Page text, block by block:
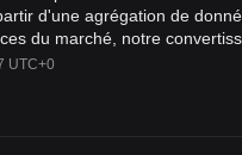
d'une agrégation de
du marché, notre
UTC+0